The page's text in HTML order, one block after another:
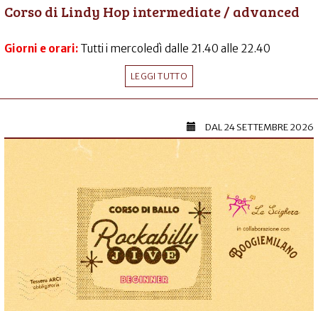
Corso di Lindy Hop intermediate / advanced
Giorni e orari: Tutti i mercoledì dalle 21.40 alle 22.40
LEGGI TUTTO
DAL24 SETTEMBRE 2026